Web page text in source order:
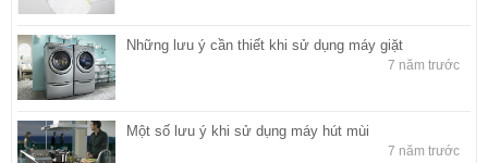
Những lưu ý cần thiết khi sử dụng máy giặt
7 năm trước
Một số lưu ý khi sử dụng máy hút mùi
7 năm trước